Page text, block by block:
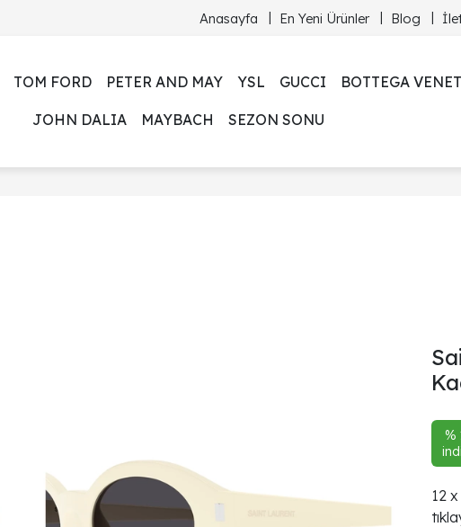
Anasayfa En Yeni Ürünler Blog
TOM FORD PETER AND MAY YSL GUCCI BOTTEGA
JOHN DALIA MAYBACH SEZON SONU
%